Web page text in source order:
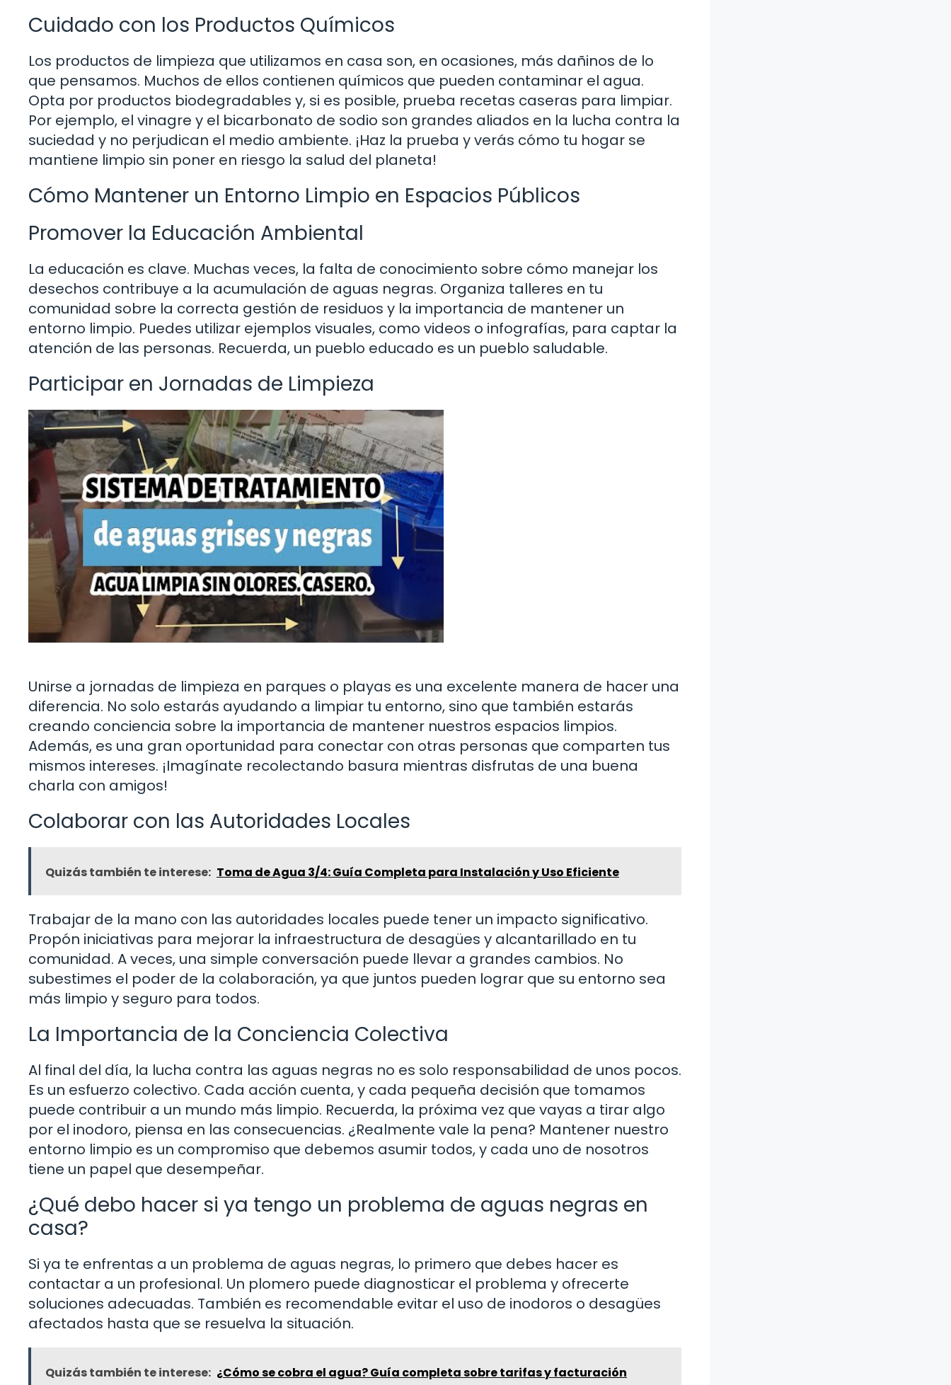
Cuidado con los Productos Químicos
Los productos de limpieza que utilizamos en casa son, en ocasiones, más dañinos de lo
que pensamos. Muchos de ellos contienen químicos que pueden contaminar el agua.
Opta por productos biodegradables y, si es posible, prueba recetas caseras para limpiar.
Por ejemplo, el vinagre y el bicarbonato de sodio son grandes aliados en la lucha contra la
suciedad y no perjudican el medio ambiente. ¡Haz la prueba y verás cómo tu hogar se
mantiene limpio sin poner en riesgo la salud del planeta!
Cómo Mantener un Entorno Limpio en Espacios Públicos
Promover la Educación Ambiental
La educación es clave. Muchas veces, la falta de conocimiento sobre cómo manejar los
desechos contribuye a la acumulación de aguas negras. Organiza talleres en tu
comunidad sobre la correcta gestión de residuos y la importancia de mantener un
entorno limpio. Puedes utilizar ejemplos visuales, como videos o infografías, para captar la
atención de las personas. Recuerda, un pueblo educado es un pueblo saludable.
Participar en Jornadas de Limpieza
Unirse a jornadas de limpieza en parques o playas es una excelente manera de hacer una
diferencia. No solo estarás ayudando a limpiar tu entorno, sino que también estarás
creando conciencia sobre la importancia de mantener nuestros espacios limpios.
Además, es una gran oportunidad para conectar con otras personas que comparten tus
mismos intereses. ¡Imagínate recolectando basura mientras disfrutas de una buena
charla con amigos!
Colaborar con las Autoridades Locales
Quizás también te interese: Toma de Agua 3/4: Guía Completa para Instalación y Uso Eficiente
Trabajar de la mano con las autoridades locales puede tener un impacto significativo.
Propón iniciativas para mejorar la infraestructura de desagües y alcantarillado en tu
comunidad. A veces, una simple conversación puede llevar a grandes cambios. No
subestimes el poder de la colaboración, ya que juntos pueden lograr que su entorno sea
más limpio y seguro para todos.
La Importancia de la Conciencia Colectiva
Al final del día, la lucha contra las aguas negras no es solo responsabilidad de unos pocos.
Es un esfuerzo colectivo. Cada acción cuenta, y cada pequeña decisión que tomamos
puede contribuir a un mundo más limpio. Recuerda, la próxima vez que vayas a tirar algo
por el inodoro, piensa en las consecuencias. ¿Realmente vale la pena? Mantener nuestro
entorno limpio es un compromiso que debemos asumir todos, y cada uno de nosotros
tiene un papel que desempeñar.
¿Qué debo hacer si ya tengo un problema de aguas negras en
casa?
Si ya te enfrentas a un problema de aguas negras, lo primero que debes hacer es
contactar a un profesional. Un plomero puede diagnosticar el problema y ofrecerte
soluciones adecuadas. También es recomendable evitar el uso de inodoros o desagües
afectados hasta que se resuelva la situación.
Quizás también te interese: ¿Cómo se cobra el agua? Guía completa sobre tarifas y facturación